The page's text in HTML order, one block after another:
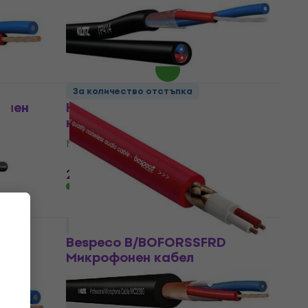
Микрофонен кабел
4,8/5
2,29 €
В наличност
Klotz TP414 Микрофонен
кабел
Микрофонен кабел
/5
2,79 €
За количество отстъпка
Bespeco B/BOFORSSFRD
Микрофонен кабел
Микрофонен кабел
4,9/5